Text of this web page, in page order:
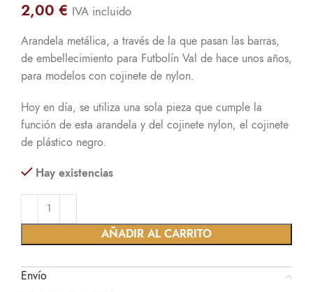
2,00 € IVA incluido
Arandela metálica, a través de la que pasan las barras,
de embellecimiento para Futbolín Val de hace unos años,
para modelos con cojinete de nylon.
Hoy en día, se utiliza una sola pieza que cumple la
función de esta arandela y del cojinete nylon, el cojinete
de plástico negro.
Hay existencias
AÑADIR AL CARRITO
Envío